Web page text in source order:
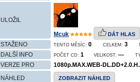
ULOŽIL
Mcuk DÁT HLAS
STAŽENO TENTO MĚSÍC: 0 CELKEM: 3
DALŠÍ INFO POČET CD: 1 VELIKOST: ---
VERZE PRO
1080p.MAX.WEB-
NÁHLED
ZOBRAZIT NÁHLED